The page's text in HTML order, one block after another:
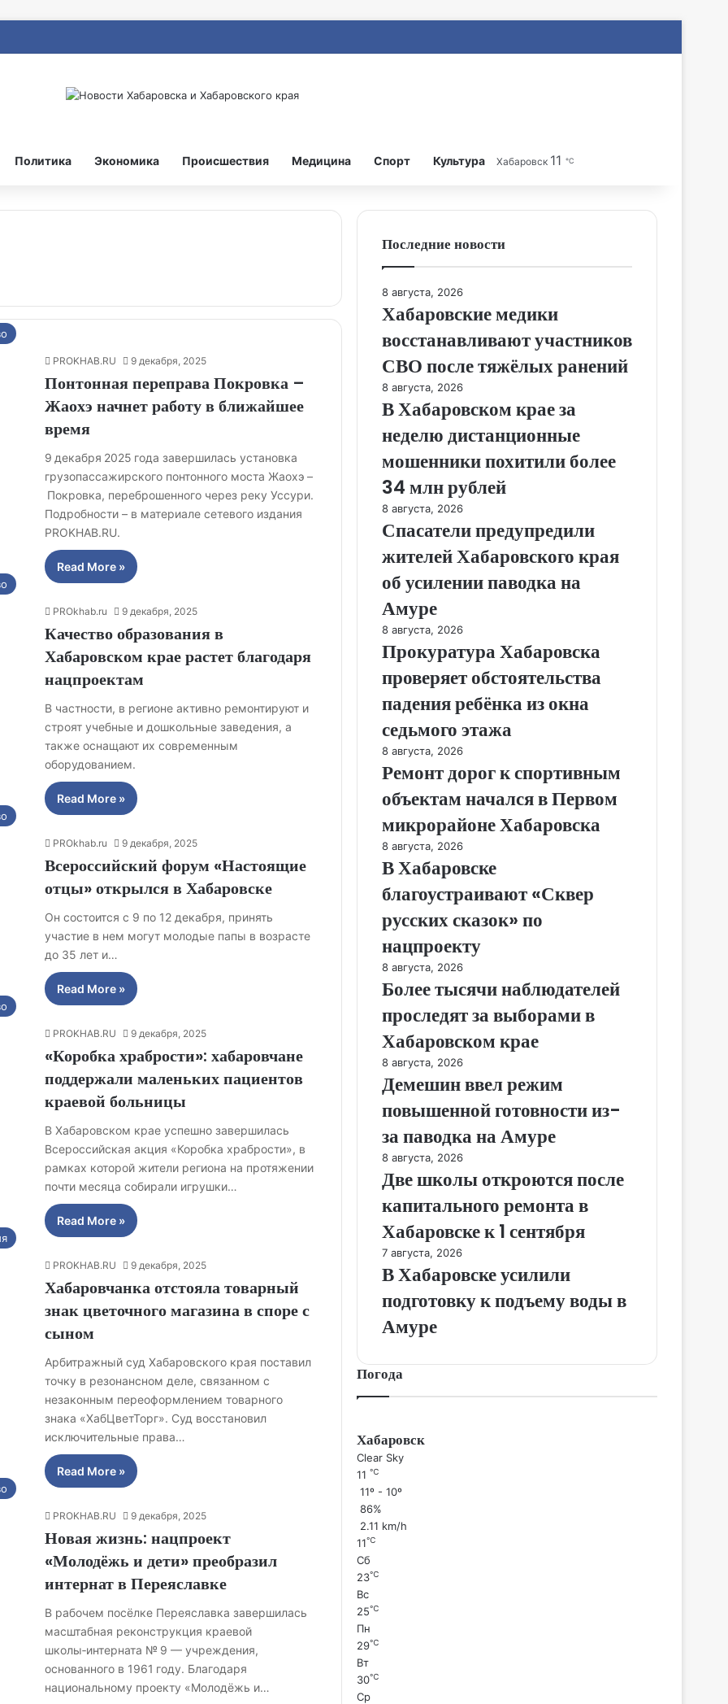
Политика Экономика Происшествия Медицина Спорт Культура Хабаровск 11 ℃
PROKHAB.RU 9 декабря, 2025
Понтонная переправа Покровка –
Жаохэ начнет работу в ближайшее
время
9 декабря 2025 года завершилась установка
грузопассажирского понтонного моста Жаохэ –
Покровка, переброшенного через реку Уссури.
Подробности – в материале сетевого издания
PROKHAB.RU.
Read More »
PROkhab.ru 9 декабря, 2025
Качество образования в
Хабаровском крае растет благодаря
нацпроектам
В частности, в регионе активно ремонтируют и
строят учебные и дошкольные заведения, а
также оснащают их современным
оборудованием.
Read More »
PROkhab.ru 9 декабря, 2025
Всероссийский форум «Настоящие
отцы» открылся в Хабаровске
Он состоится с 9 по 12 декабря, принять
участие в нем могут молодые папы в возрасте
до 35 лет и…
Read More »
PROKHAB.RU 9 декабря, 2025
«Коробка храбрости»: хабаровчане
поддержали маленьких пациентов
краевой больницы
В Хабаровском крае успешно завершилась
Всероссийская акция «Коробка храбрости», в
рамках которой жители региона на протяжении
почти месяца собирали игрушки…
Read More »
PROKHAB.RU 9 декабря, 2025
Хабаровчанка отстояла товарный
знак цветочного магазина в споре с
сыном
Арбитражный суд Хабаровского края поставил
точку в резонансном деле, связанном с
незаконным переоформлением товарного
знака «ХабЦветТорг». Суд восстановил
исключительные права…
Read More »
PROKHAB.RU 9 декабря, 2025
Новая жизнь: нацпроект
«Молодёжь и дети» преобразил
интернат в Переяславке
В рабочем посёлке Переяславка завершилась
масштабная реконструкция краевой
школы‑интерната № 9 — учреждения,
основанного в 1961 году. Благодаря
национальному проекту «Молодёжь и…
Последние новости
8 августа, 2026
Хабаровские медики
восстанавливают участников
СВО после тяжёлых ранений
8 августа, 2026
В Хабаровском крае за
неделю дистанционные
мошенники похитили более
34 млн рублей
8 августа, 2026
Спасатели предупредили
жителей Хабаровского края
об усилении паводка на
Амуре
8 августа, 2026
Прокуратура Хабаровска
проверяет обстоятельства
падения ребёнка из окна
седьмого этажа
8 августа, 2026
Ремонт дорог к спортивным
объектам начался в Первом
микрорайоне Хабаровска
8 августа, 2026
В Хабаровске
благоустраивают «Сквер
русских сказок» по
нацпроекту
8 августа, 2026
Более тысячи наблюдателей
проследят за выборами в
Хабаровском крае
8 августа, 2026
Демешин ввел режим
повышенной готовности из-
за паводка на Амуре
8 августа, 2026
Две школы откроются после
капитального ремонта в
Хабаровске к 1 сентября
7 августа, 2026
В Хабаровске усилили
подготовку к подъему воды в
Амуре
Погода
Хабаровск
Clear Sky
11℃
11º - 10º
86%
2.11 km/h
11℃
Сб
23℃
Вс
25℃
Пн
29℃
Вт
30℃
Ср